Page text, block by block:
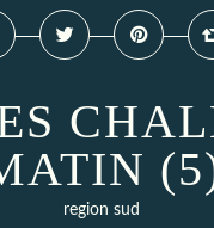
region sud